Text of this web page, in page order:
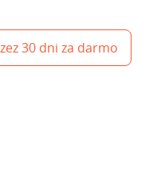
30 dni za darmo